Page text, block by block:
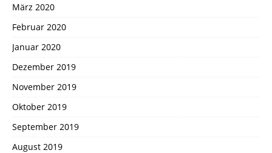
März 2020
Februar 2020
Januar 2020
Dezember 2019
November 2019
Oktober 2019
September 2019
August 2019